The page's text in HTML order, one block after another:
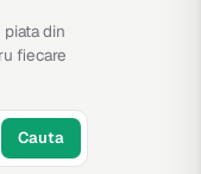
din
fiecare
Cauta